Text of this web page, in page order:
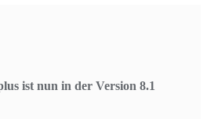
ist nun in der Version 8.1